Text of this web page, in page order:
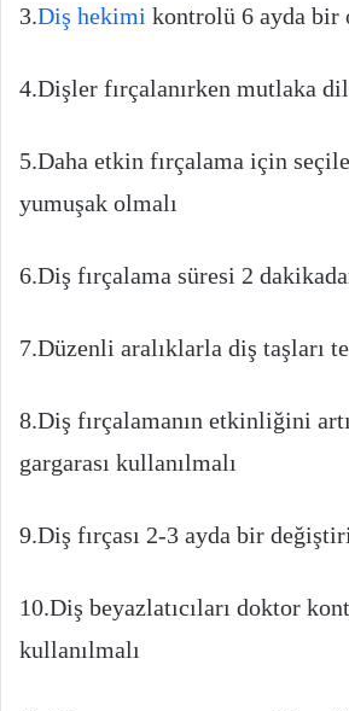
3.Diş hekimi kontrolü 6 ayda bir
4.Dişler fırçalanırken mutlaka
5.Daha etkin fırçalama için
yumuşak olmalı
6.Diş fırçalama süresi 2
7.Düzenli aralıklarla diş taşları
8.Diş fırçalamanın etkinliğini
gargarası kullanılmalı
9.Diş fırçası 2-3 ayda bir
10.Diş beyazlatıcıları doktor
kullanılmalı